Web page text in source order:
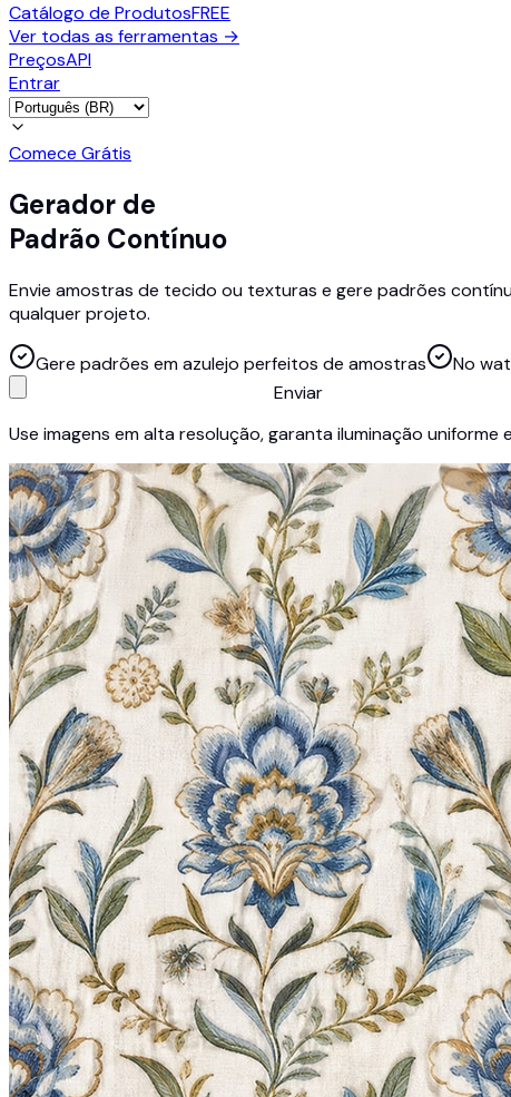
Catálogo de ProdutosFREE
Ver todas as ferramentas →
PreçosAPI
Entrar
Comece Grátis
Gerador de
Padrão Contínuo
Envie amostras de tecido ou texturas e gere padrões
qualquer projeto.
Gere padrões em azulejo perfeitos de amostras
No
Enviar
Use imagens em alta resolução, garanta iluminação